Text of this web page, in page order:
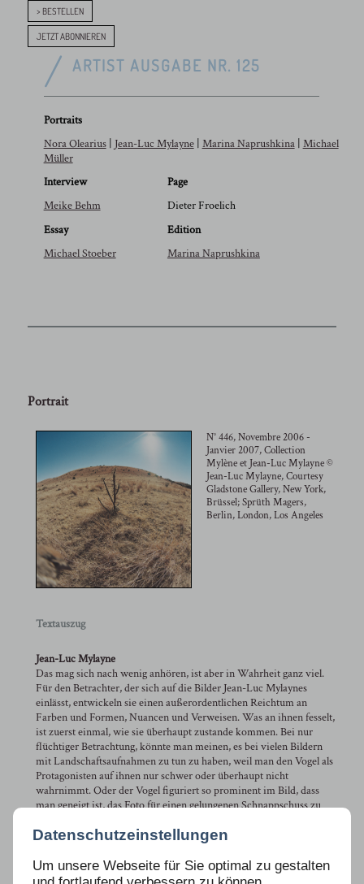
Datenschutzeinstellungen
Um unsere Webseite für Sie optimal zu gestalten
> BESTELLEN
JETZT ABONNIEREN
ARTIST AUSGABE NR. 125
Portraits
Nora Olearius| Jean-Luc Mylayne| Marina Naprushkina| Michael
Müller
Interview
Meike Behm
Page
Dieter Froelich
Essay
Michael Stoeber
Edition
Marina Naprushkina
Portrait
N° 446, Novembre 2006 -
Janvier 2007, Collection
Mylène et Jean-Luc Mylayne ©
Jean-Luc Mylayne, Courtesy
Gladstone Gallery, New York,
Brüssel; Sprüth Magers,
Berlin, London, Los Angeles
Textauszug
Jean-Luc Mylayne
Das mag sich nach wenig anhören, ist aber in Wahrheit ganz viel.
Für den Betrachter, der sich auf die Bilder Jean-Luc Mylaynes
einlässt, entwickeln sie einen außerordentlichen Reichtum an
Farben und Formen, Nuancen und Verweisen. Was an ihnen fesselt,
ist zuerst einmal, wie sie überhaupt zustande kommen. Bei nur
flüchtiger Betrachtung, könnte man meinen, es bei vielen Bildern
mit Landschaftsaufnahmen zu tun zu haben, weil man den Vogel als
Protagonisten auf ihnen nur schwer oder überhaupt nicht
wahrnimmt. Oder der Vogel figuriert so prominent im Bild, dass
man geneigt ist, das Foto für einen gelungenen Schnappschuss zu
Begriff, den Henri Cartier-Bresson einst prägte, um zu
demonstrieren, dass er für den Bruchteil einer Sekunde früher als